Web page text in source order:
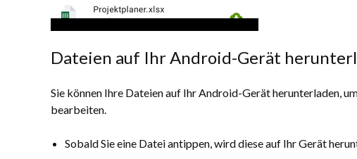
Dateien auf Ihr Android-Gerät
Sie können Ihre Dateien auf Ihr Android-Gerät herunterladen,
bearbeiten.
Sobald Sie eine Datei antippen, wird diese auf Ihr Gerät